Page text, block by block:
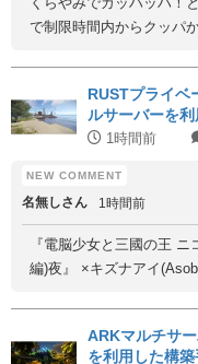
で制限時間内からクッパ
RUSTプライベ
ルサーバーを
1時間前
名無しさん 1時間前
『電脳少女と三國の王
編)夜』 ×キズナアイ
ARKマルチサ
を利用した構